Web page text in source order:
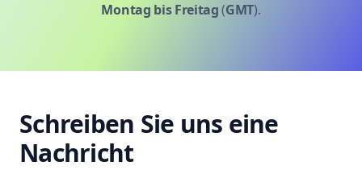
Montag bis Freitag(GMT).
Schreiben Sie uns eine
Nachricht